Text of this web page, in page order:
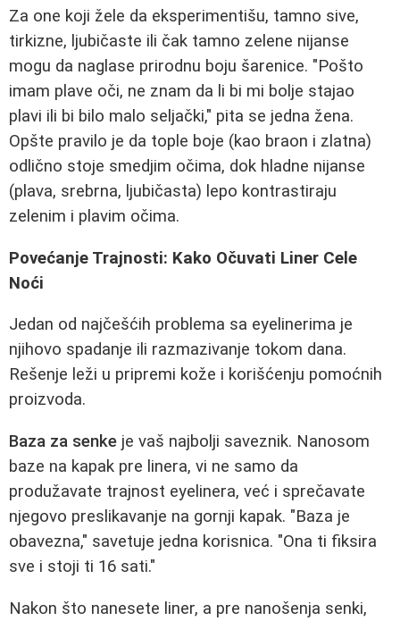
Za one koji žele da eksperimentišu, tamno sive,
tirkizne, ljubičaste ili čak tamno zelene nijanse
mogu da naglase prirodnu boju šarenice. "Pošto
imam plave oči, ne znam da li bi mi bolje stajao
plavi ili bi bilo malo seljački," pita se jedna žena.
Opšte pravilo je da tople boje (kao braon i zlatna)
odlično stoje smedjim očima, dok hladne nijanse
(plava, srebrna, ljubičasta) lepo kontrastiraju
zelenim i plavim očima.
Povećanje Trajnosti: Kako Očuvati Liner Cele
Noći
Jedan od najčešćih problema sa eyelinerima je
njihovo spadanje ili razmazivanje tokom dana.
Rešenje leži u pripremi kože i korišćenju pomoćnih
proizvoda.
Baza za senke je vaš najbolji saveznik. Nanosom
baze na kapak pre linera, vi ne samo da
produžavate trajnost eyelinera, već i sprečavate
njegovo preslikavanje na gornji kapak. "Baza je
obavezna," savetuje jedna korisnica. "Ona ti fiksira
sve i stoji ti 16 sati."
Nakon što nanesete liner, a pre nanošenja senki,